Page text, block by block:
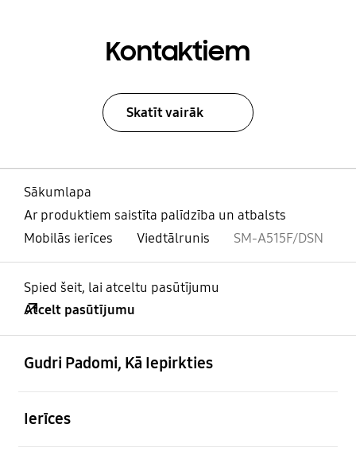
Kontaktiem
Skatīt vairāk
Sākumlapa
Ar produktiem saistīta palīdzība un atbalsts
Mobilās ierīces
Viedtālrunis SM-A515F/DSN
Spied šeit, lai atceltu pasūtījumu
Atcelt pasūtījumu
Gudri Padomi, Kā Iepirkties
Ierīces